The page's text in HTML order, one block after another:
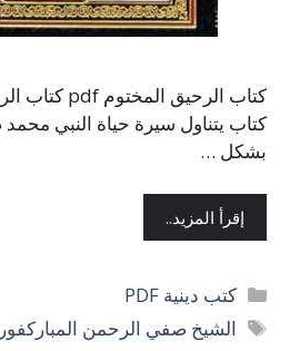
كتاب يتناول سيرة حياة النبي
بشكل …
إقرأ المزيد..
التصنيفات
كتب دينية PDF
الوسوم
الشيخ صفي الرحمن